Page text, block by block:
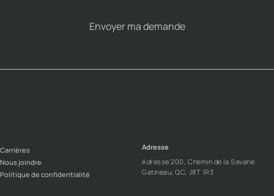
Carrières
Nous joindre
Politique de confidentialité
Adresse
Adresse 200, Chemin de la Savane
Gatineau, QC, J8T 1R3